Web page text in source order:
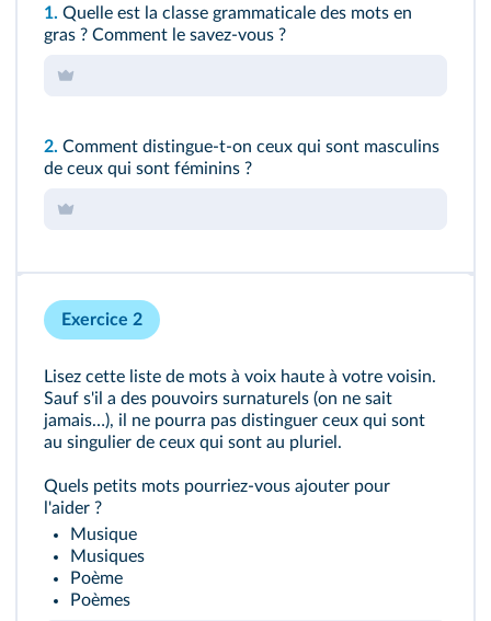
1. Quelle est la classe grammaticale des mots en
gras ? Comment le savez-vous ?
2. Comment distingue-t-on ceux qui sont masculins
de ceux qui sont féminins ?
Exercice 2
Lisez cette liste de mots à voix haute à votre voisin.
Sauf s'il a des pouvoirs surnaturels (on ne sait
jamais…), il ne pourra pas distinguer ceux qui sont
au singulier de ceux qui sont au pluriel.
Quels petits mots pourriez-vous ajouter pour
l'aider ?
Musique
Musiques
Poème
Poèmes